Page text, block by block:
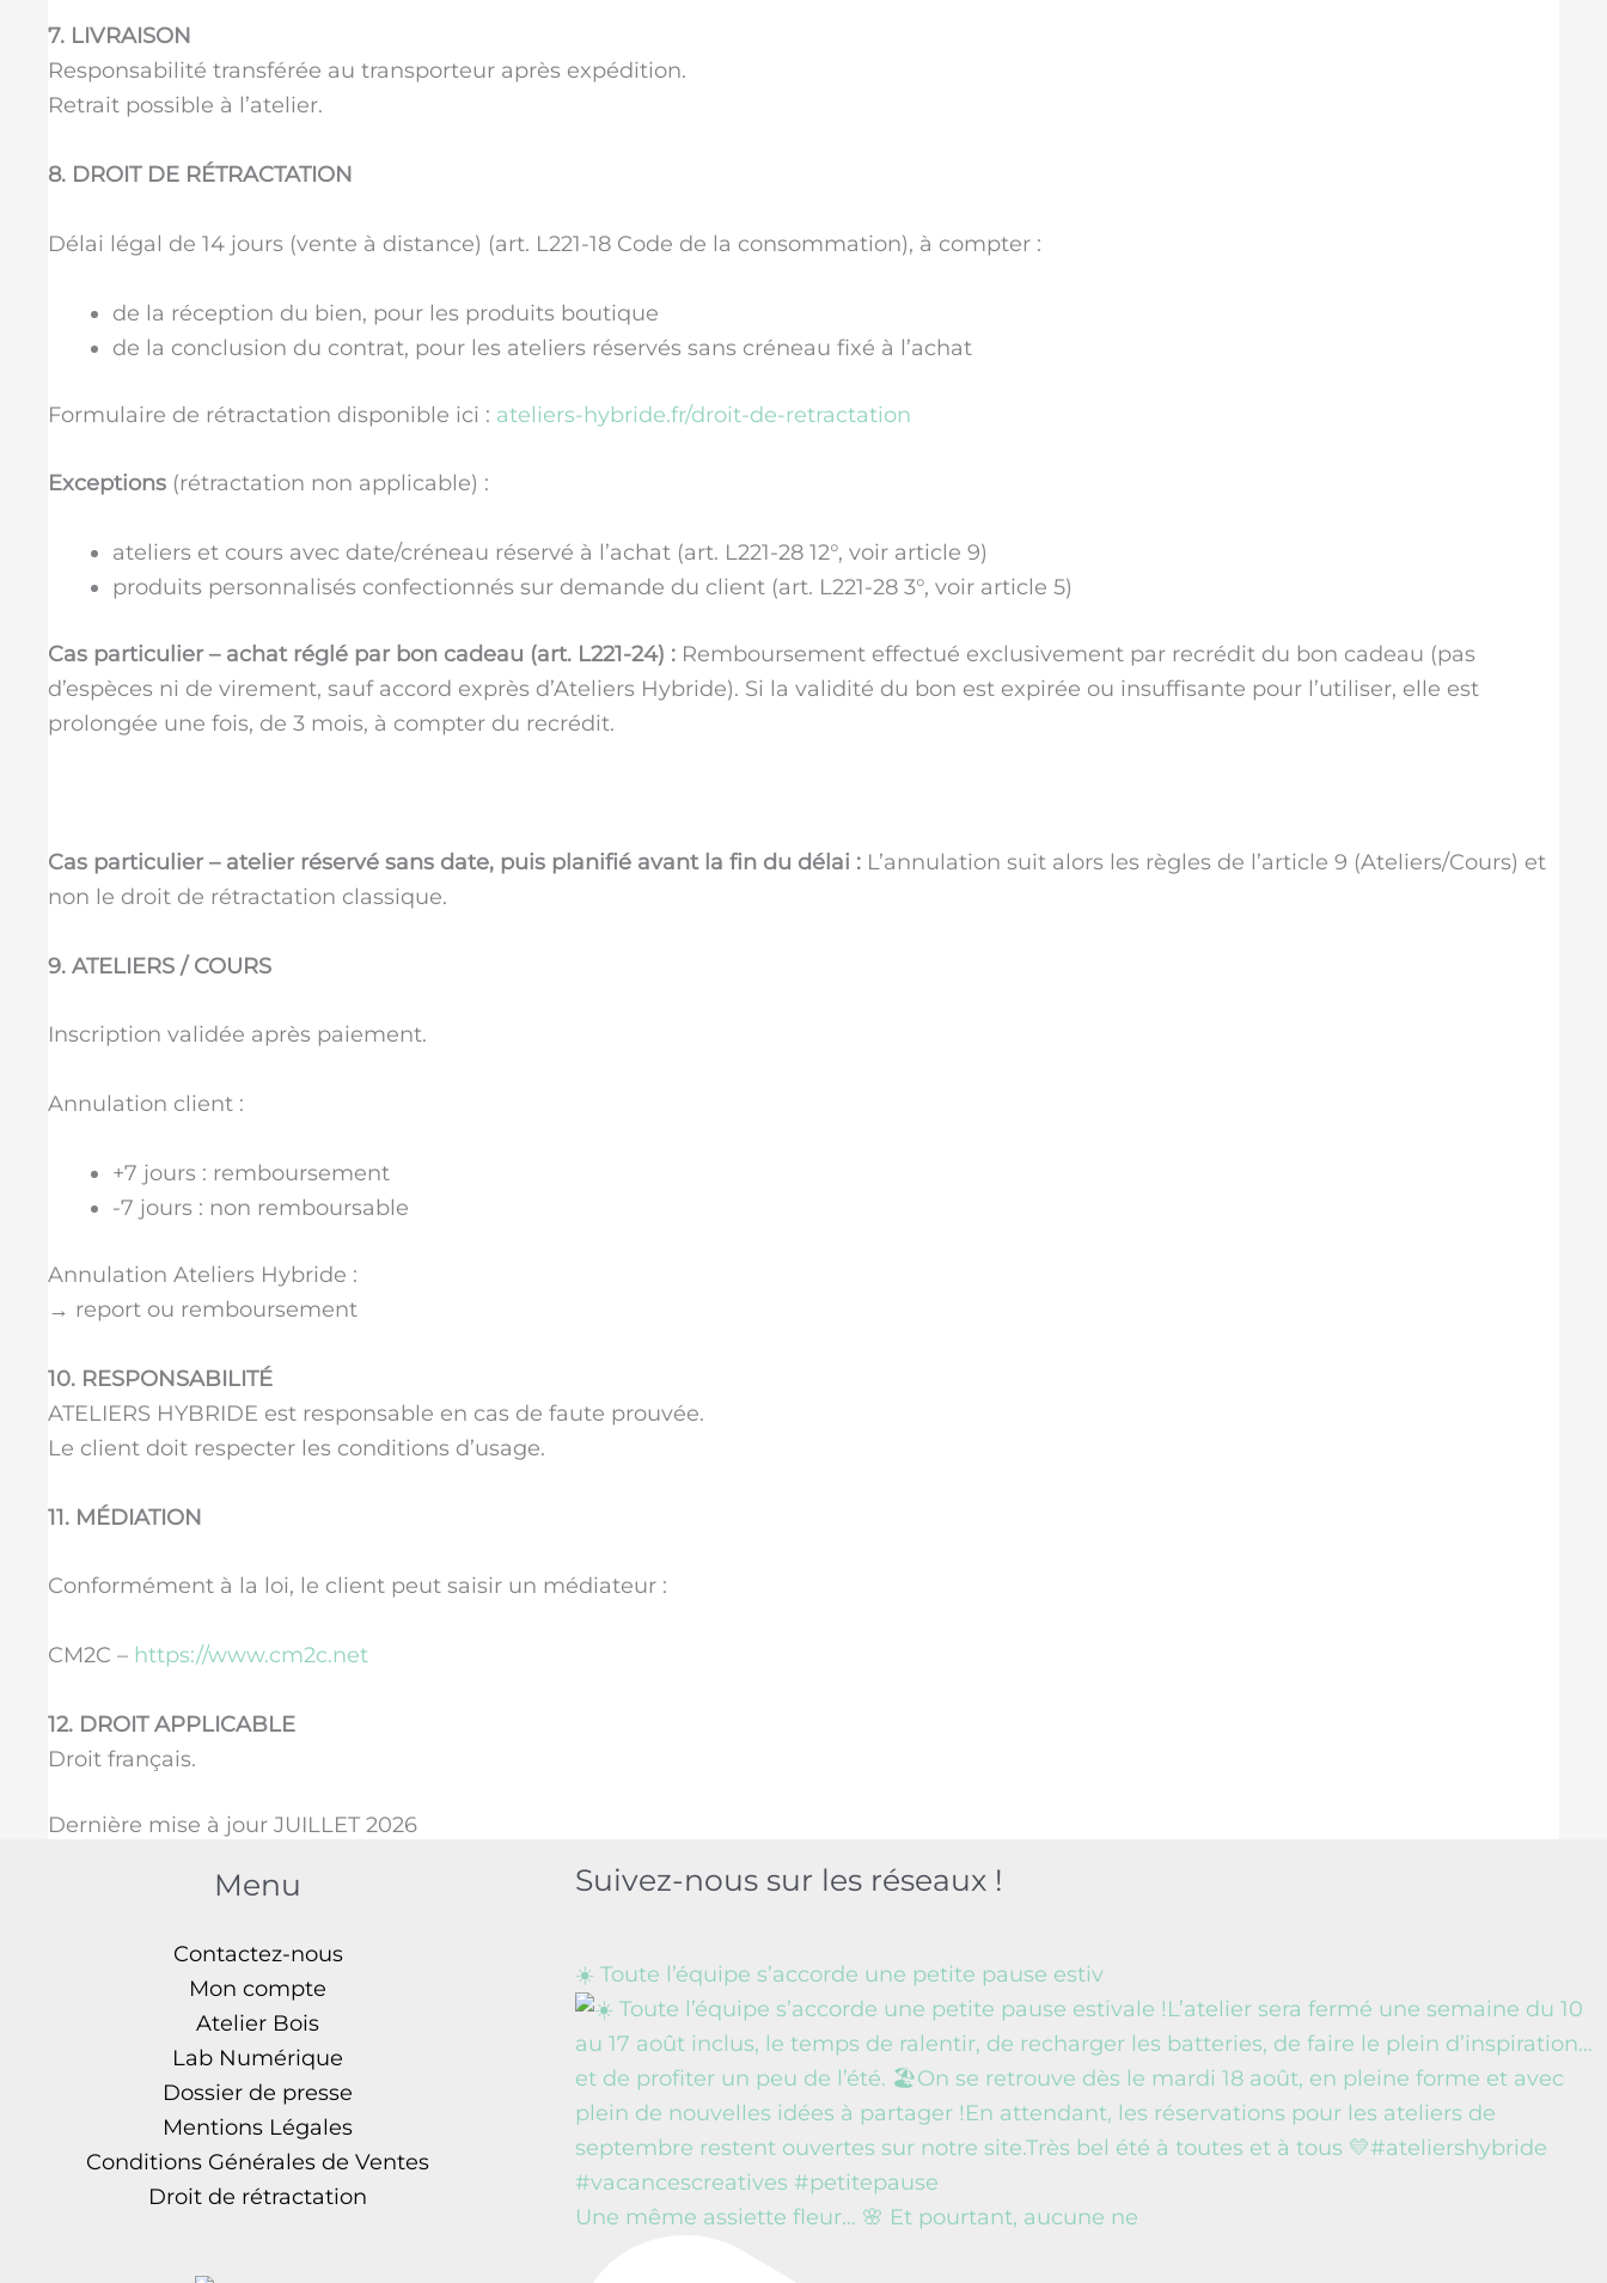
7. LIVRAISON
Responsabilité transférée au transporteur après expédition.
Retrait possible à l’atelier.
8. DROIT DE RÉTRACTATION
Délai légal de 14 jours (vente à distance) (art. L221-18 Code de la consommation), à compter :
de la réception du bien, pour les produits boutique
de la conclusion du contrat, pour les ateliers réservés sans créneau fixé à l’achat
Formulaire de rétractation disponible ici : ateliers-hybride.fr/droit-de-retractation
Exceptions (rétractation non applicable) :
ateliers et cours avec date/créneau réservé à l’achat (art. L221-28 12°, voir article 9)
produits personnalisés confectionnés sur demande du client (art. L221-28 3°, voir article 5)
Cas particulier – achat réglé par bon cadeau (art. L221-24) : Remboursement effectué exclusivement par recrédit du bon cadeau (pas
d’espèces ni de virement, sauf accord exprès d’Ateliers Hybride). Si la validité du bon est expirée ou insuffisante pour l’utiliser, elle est
prolongée une fois, de 3 mois, à compter du recrédit.
Cas particulier – atelier réservé sans date, puis planifié avant la fin du délai : L’annulation suit alors les règles de l’article 9 (Ateliers/Cours) et
non le droit de rétractation classique.
9. ATELIERS / COURS
Inscription validée après paiement.
Annulation client :
+7 jours : remboursement
-7 jours : non remboursable
Annulation Ateliers Hybride :
→ report ou remboursement
10. RESPONSABILITÉ
ATELIERS HYBRIDE est responsable en cas de faute prouvée.
Le client doit respecter les conditions d’usage.
11. MÉDIATION
Conformément à la loi, le client peut saisir un médiateur :
CM2C – https://www.cm2c.net
12. DROIT APPLICABLE
Droit français.
Dernière mise à jour JUILLET 2026
Menu
Contactez-nous
Mon compte
Atelier Bois
Lab Numérique
Dossier de presse
Mentions Légales
Conditions Générales de Ventes
Droit de rétractation
Suivez-nous sur les réseaux !
☀️ Toute l’équipe s’accorde une petite pause estiv
Une même assiette fleur… 🌸 Et pourtant, aucune ne